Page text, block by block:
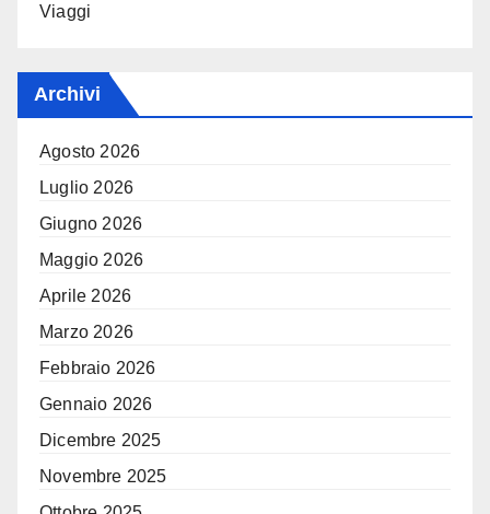
Viaggi
Archivi
Agosto 2026
Luglio 2026
Giugno 2026
Maggio 2026
Aprile 2026
Marzo 2026
Febbraio 2026
Gennaio 2026
Dicembre 2025
Novembre 2025